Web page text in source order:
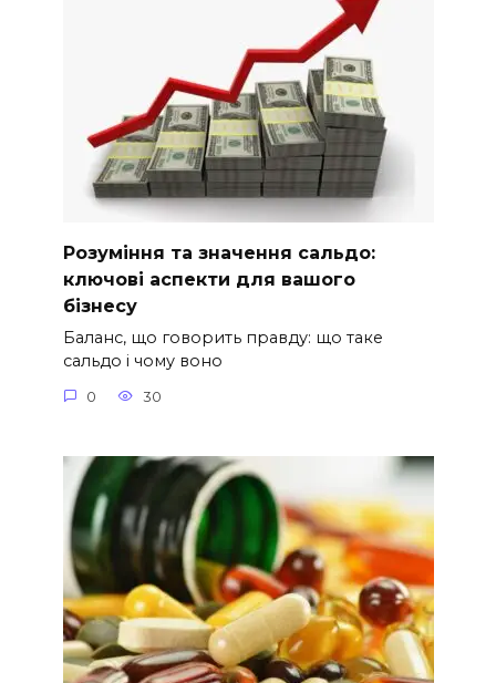
Розуміння та значення сальдо:
ключові аспекти для вашого
бізнесу
Баланс, що говорить правду: що таке
сальдо і чому воно
0 30